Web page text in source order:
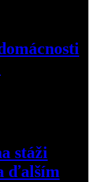
stáži
ďalším